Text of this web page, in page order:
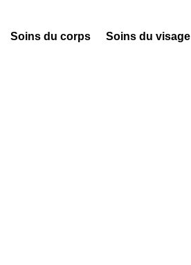
Soins du corps Soins du visage